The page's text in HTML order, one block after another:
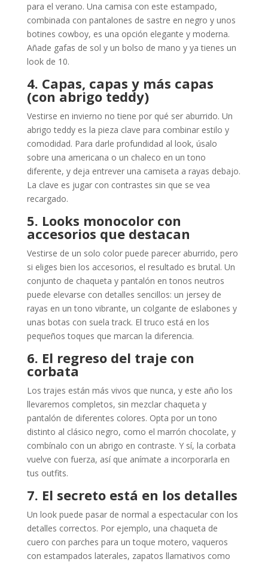
para el verano. Una camisa con este estampado,
combinada con pantalones de sastre en negro y unos
botines cowboy, es una opción elegante y moderna.
Añade gafas de sol y un bolso de mano y ya tienes un
look de 10.
4. Capas, capas y más capas
(con abrigo teddy)
Vestirse en invierno no tiene por qué ser aburrido. Un
abrigo teddy es la pieza clave para combinar estilo y
comodidad. Para darle profundidad al look, úsalo
sobre una americana o un chaleco en un tono
diferente, y deja entrever una camiseta a rayas debajo.
La clave es jugar con contrastes sin que se vea
recargado.
5. Looks monocolor con
accesorios que destacan
Vestirse de un solo color puede parecer aburrido, pero
si eliges bien los accesorios, el resultado es brutal. Un
conjunto de chaqueta y pantalón en tonos neutros
puede elevarse con detalles sencillos: un jersey de
rayas en un tono vibrante, un colgante de eslabones y
unas botas con suela track. El truco está en los
pequeños toques que marcan la diferencia.
6. El regreso del traje con
corbata
Los trajes están más vivos que nunca, y este año los
llevaremos completos, sin mezclar chaqueta y
pantalón de diferentes colores. Opta por un tono
distinto al clásico negro, como el marrón chocolate, y
combínalo con un abrigo en contraste. Y sí, la corbata
vuelve con fuerza, así que anímate a incorporarla en
tus outfits.
7. El secreto está en los detalles
Un look puede pasar de normal a espectacular con los
detalles correctos. Por ejemplo, una chaqueta de
cuero con parches para un toque motero, vaqueros
con estampados laterales, zapatos llamativos como